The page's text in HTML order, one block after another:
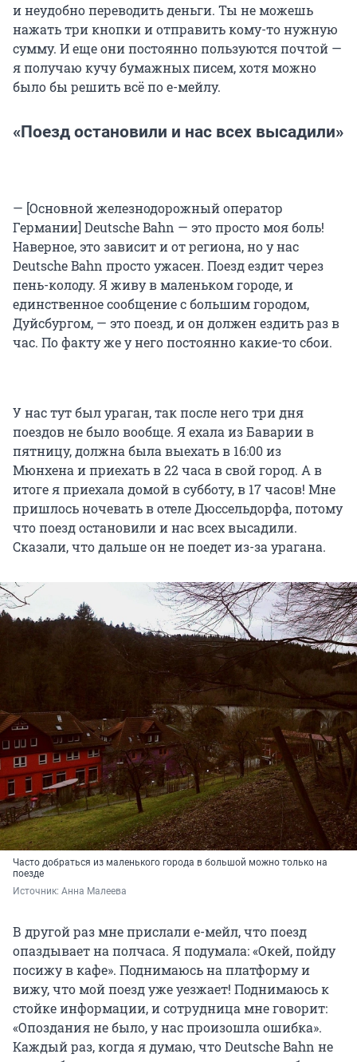
и неудобно переводить деньги. Ты не можешь
нажать три кнопки и отправить кому-то нужную
сумму. И еще они постоянно пользуются почтой —
я получаю кучу бумажных писем, хотя можно
было бы решить всё по е-мейлу.
«Поезд остановили и нас всех высадили»
— [Основной железнодорожный оператор
Германии] Deutsche Bahn — это просто моя боль!
Наверное, это зависит и от региона, но у нас
Deutsche Bahn просто ужасен. Поезд ездит через
пень-колоду. Я живу в маленьком городе, и
единственное сообщение с большим городом,
Дуйсбургом, — это поезд, и он должен ездить раз в
час. По факту же у него постоянно какие-то сбои.
У нас тут был ураган, так после него три дня
поездов не было вообще. Я ехала из Баварии в
пятницу, должна была выехать в 16:00 из
Мюнхена и приехать в 22 часа в свой город. А в
итоге я приехала домой в субботу, в 17 часов! Мне
пришлось ночевать в отеле Дюссельдорфа, потому
что поезд остановили и нас всех высадили.
Сказали, что дальше он не поедет из-за урагана.
Часто добраться из маленького города в большой можно только на
поезде
Источник: Анна Малеева
В другой раз мне прислали е-мейл, что поезд
опаздывает на полчаса. Я подумала: «Окей, пойду
посижу в кафе». Поднимаюсь на платформу и
вижу, что мой поезд уже уезжает! Поднимаюсь к
стойке информации, и сотрудница мне говорит:
«Опоздания не было, у нас произошла ошибка».
Каждый раз, когда я думаю, что Deutsche Bahn не